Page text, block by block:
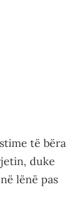
të bëra
duke
lënë pas